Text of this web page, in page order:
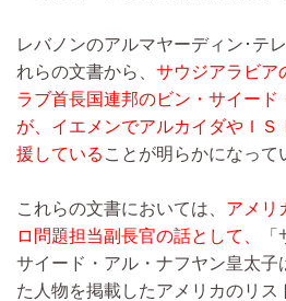
レバノンのアルマヤーディン･テ
れらの文書から、 サウジアラビア
ラブ首長国連邦のビン・サイード
が、イエメンでアルカイダやＩＳ
援している ことが明らかになって
これらの文書においては、 アメリ
ロ問題担当副長官の話として、
サイード・アル・ナフヤン皇太子
た人物を掲載したアメリカのリス